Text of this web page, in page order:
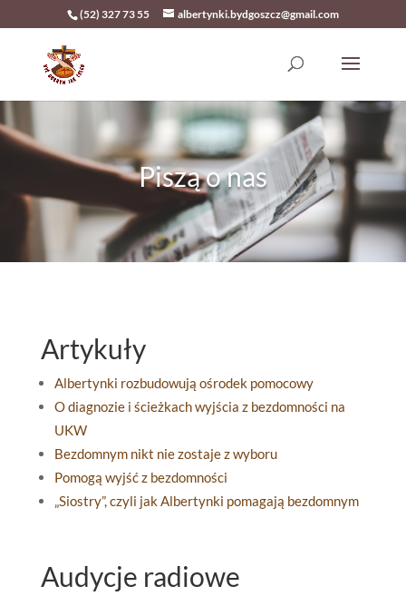
(52) 327 73 55 albertynki.bydgoszcz@gmail.com
Piszą o nas
Artykuły
Albertynki rozbudowują ośrodek pomocowy
O diagnozie i ścieżkach wyjścia z bezdomności na
UKW
Bezdomnym nikt nie zostaje z wyboru
Pomogą wyjść z bezdomności
„Siostry”, czyli jak Albertynki pomagają bezdomnym
Audycje radiowe